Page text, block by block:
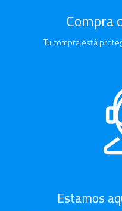
Compra
Tu compra está
Estamos